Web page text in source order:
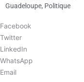
Guadeloupe, Politique
Facebook
Twitter
LinkedIn
WhatsApp
Email